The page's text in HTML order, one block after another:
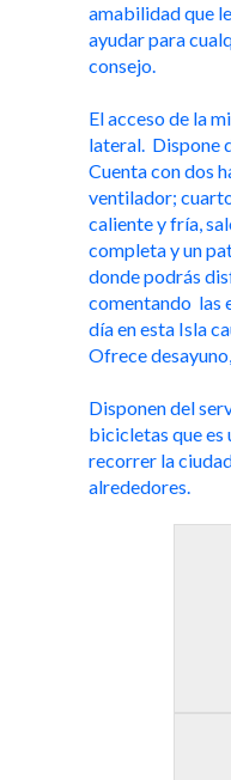
amabilidad que
ayudar para
consejo.
El acceso de la
lateral. Dispone
Cuenta con dos
ventilador;
caliente y fría,
completa y un
donde podrás
comentando las
día en esta Isla
Ofrece
Disponen del
bicicletas que es
recorrer la
alrededores.